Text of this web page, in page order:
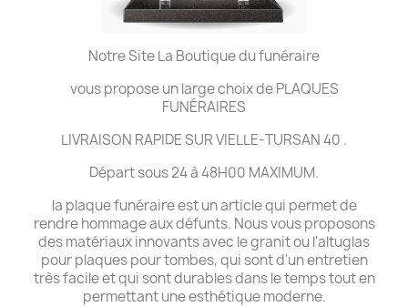
Notre Site La Boutique du funéraire
vous propose un large choix de PLAQUES
FUNÉRAIRES
LIVRAISON RAPIDE SUR VIELLE-TURSAN 40 .
Départ sous 24 à 48H00 MAXIMUM.
la plaque funéraire est un article qui permet de
rendre hommage aux défunts. Nous vous proposons
des matériaux innovants avec le granit ou l'altuglas
pour plaques pour tombes, qui sont d'un entretien
très facile et qui sont durables dans le temps tout en
permettant une esthétique moderne.